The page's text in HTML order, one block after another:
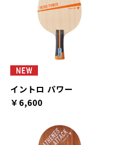
イントロ パワー
￥6,600